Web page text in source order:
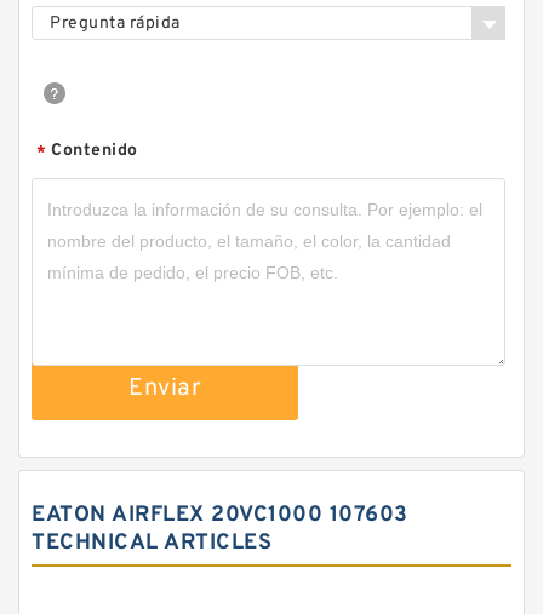
Pregunta rápida
* Contenido
Enviar
EATON AIRFLEX 20VC1000 107603
TECHNICAL ARTICLES